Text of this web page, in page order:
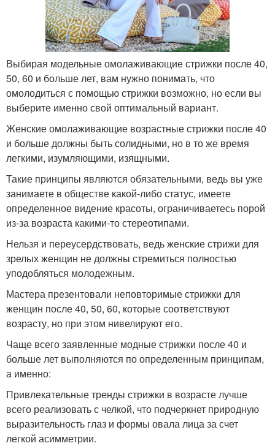
Выбирая модельные омолаживающие стрижки после 40,
50, 60 и больше лет, вам нужно понимать, что
омолодиться с помощью стрижки возможно, но если вы
выберите именно свой оптимальный вариант.
Женские омолаживающие возрастные стрижки после 40
и больше должны быть солидными, но в то же время
легкими, изумляющими, изящными.
Такие принципы являются обязательными, ведь вы уже
занимаете в обществе какой-либо статус, имеете
определенное видение красоты, ограничиваетесь порой
из-за возраста какими-то стереотипами.
Нельзя и переусердствовать, ведь женские стрижи для
зрелых женщин не должны стремиться полностью
уподобляться молодежным.
Мастера презентовали неповторимые стрижки для
женщин после 40, 50, 60, которые соответствуют
возрасту, но при этом нивелируют его.
Чаще всего заявленные модные стрижки после 40 и
больше лет выполняются по определенным принципам,
а именно:
Привлекательные тренды стрижки в возрасте лучше
всего реализовать с челкой, что подчеркнет природную
выразительность глаз и формы овала лица за счет
легкой асимметрии.